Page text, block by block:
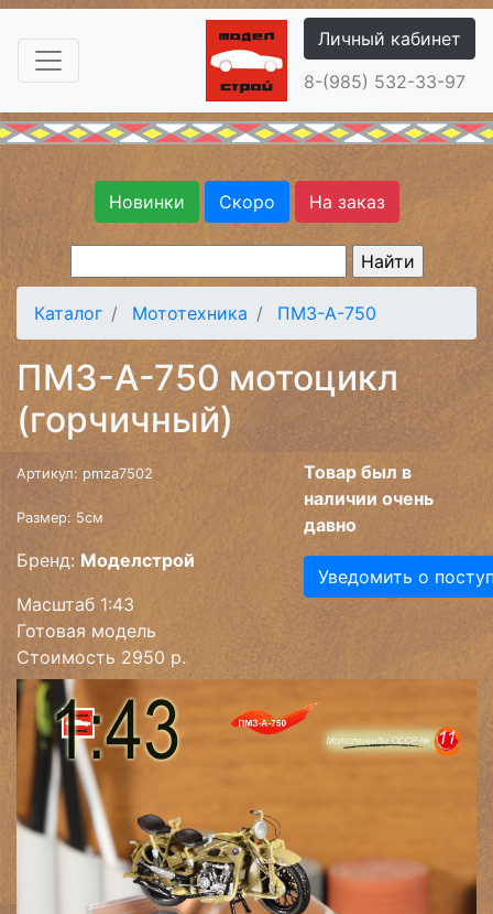
Личный кабинет
8-(985) 532-33-97
Новинки Скоро На заказ
Каталог Мототехника ПМЗ-А-750
ПМЗ-А-750 мотоцикл
(горчичный)
Артикул: pmza7502
Размер: 5см
Бренд: Моделстрой
Масштаб 1:43
Готовая модель
Стоимость 2950 р.
Товар был в
наличии очень
давно
Уведомить о